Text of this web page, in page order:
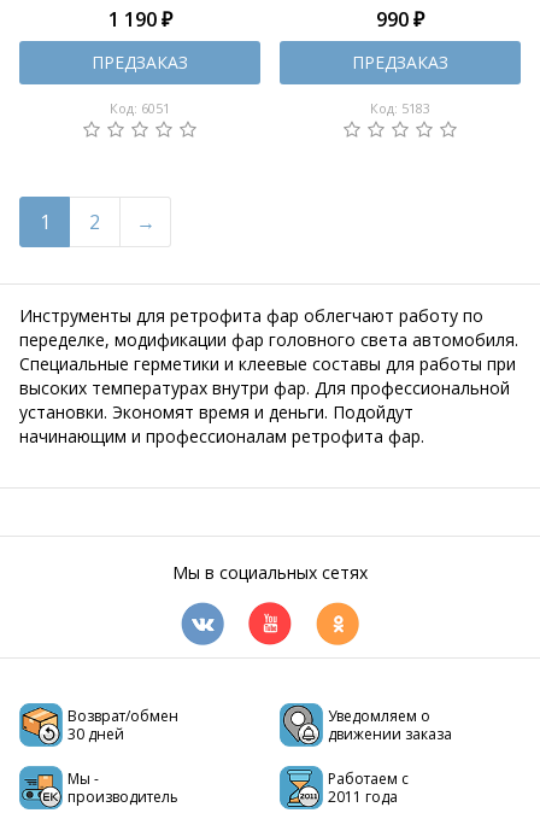
1 190 ₽
ПРЕДЗАКАЗ
Код: 6051
990 ₽
ПРЕДЗАКАЗ
Код: 5183
1 2
Инструменты для ретрофита фар облегчают работу по
переделке, модификации фар головного света автомобиля.
Специальные герметики и клеевые составы для работы при
высоких температурах внутри фар. Для профессиональной
установки. Экономят время и деньги. Подойдут
начинающим и профессионалам ретрофита фар.
Мы в социальных сетях
Возврат/обмен
30 дней
Уведомляем о
движении заказа
Мы -
производитель
Работаем с
2011 года